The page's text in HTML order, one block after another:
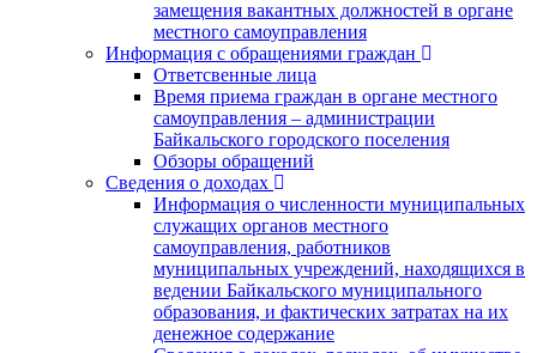
замещения вакантных должностей в органе
местного самоуправления
Информация с обращениями граждан
Ответсвенные лица
Время приема граждан в органе местного
самоуправления – администрации
Байкальского городского поселения
Обзоры обращений
Сведения о доходах
Информация о численности муниципальных
служащих органов местного
самоуправления, работников
муниципальных учреждений, находящихся в
ведении Байкальского муниципального
образования, и фактических затратах на их
денежное содержание